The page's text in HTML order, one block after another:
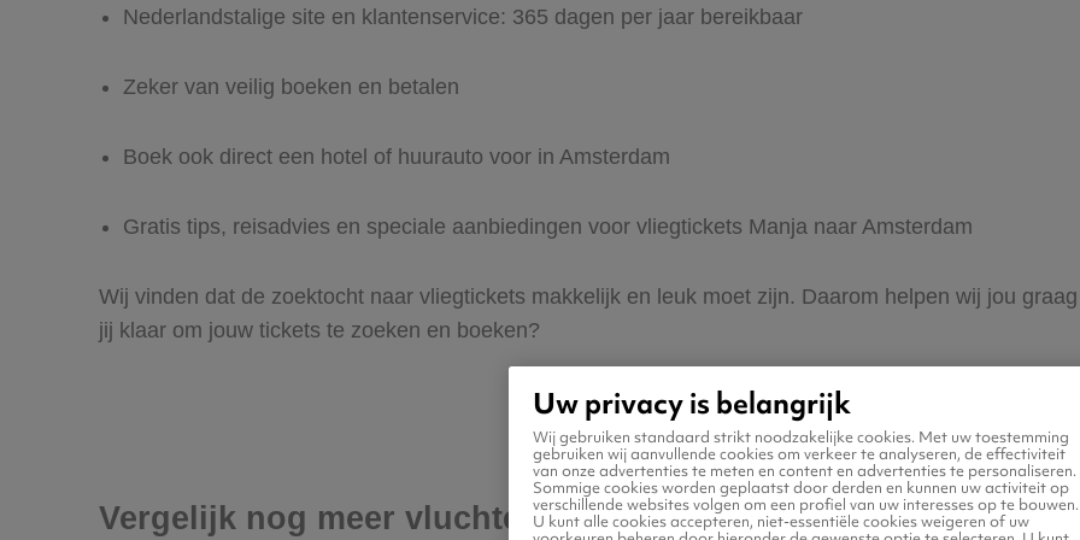
Nederlandstalige site en klantenservice: 365 dagen per jaar bereikbaar
Zeker van veilig boeken en betalen
Boek ook direct een hotel of huurauto voor in Amsterdam
Gratis tips, reisadvies en speciale aanbiedingen voor vliegtickets Manja naar Amsterdam
Wij vinden dat de zoektocht naar vliegtickets makkelijk en leuk moet zijn. Daarom helpen wij jou
jij klaar om jouw tickets te zoeken en boeken?
Vergelijk nog meer vluchten naar Amsterdam
Uw privacy is belangrijk
Wij gebruiken standaard strikt noodzakelijke cookies. Met uw toestemming
gebruiken wij aanvullende cookies om verkeer te analyseren, de effectiviteit
van onze advertenties te meten en content en advertenties te personaliseren.
Sommige cookies worden geplaatst door derden en kunnen uw activiteit op
verschillende websites volgen om een profiel van uw interesses op te bouwen.
U kunt alle cookies accepteren, niet-essentiële cookies weigeren of uw